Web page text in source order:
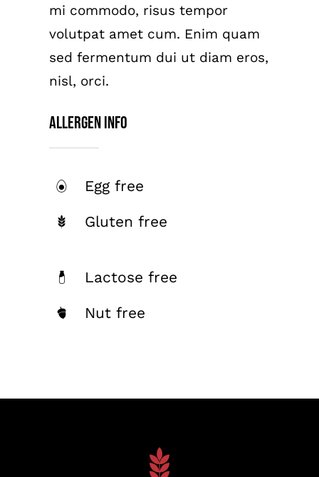
mi commodo, risus tempor
volutpat amet cum. Enim quam
sed fermentum dui ut diam eros,
nisl, orci.
Allergen Info
Egg free
Gluten free
Lactose free
Nut free